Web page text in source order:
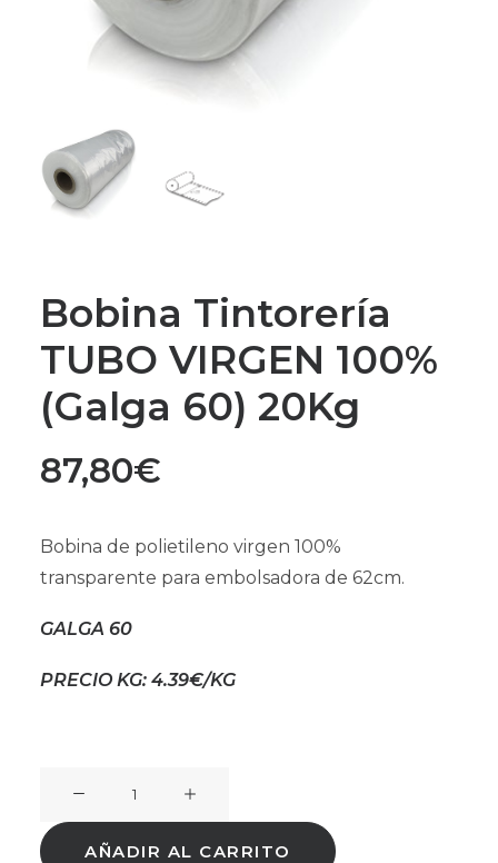
Bobina Tintorería
TUBO VIRGEN 100%
(Galga 60) 20Kg
87,80€
Bobina de polietileno virgen 100%
transparente para embolsadora de 62cm.
GALGA 60
PRECIO KG: 4.39€/KG
TUBOAÑADIR AL CARRITO